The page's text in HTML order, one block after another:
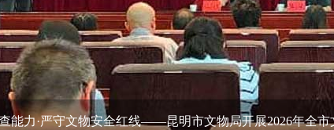
虎队援华抗战85周年对话会